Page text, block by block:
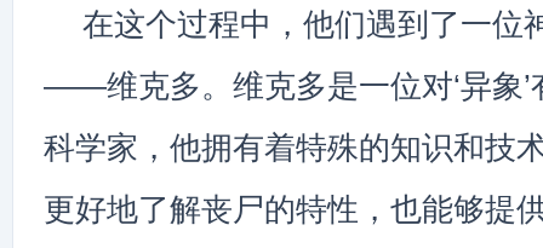
在这个过程中，他们遇到了一位
——维克多。维克多是一位对‘异象’
科学家，他拥有着特殊的知识和技
更好地了解丧尸的特性，也能够提